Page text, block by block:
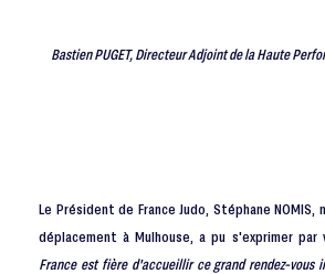
Bastien PUGET, Directeur Adjoint de la Haute
Le Président de France Judo, Stéphane
déplacement à Mulhouse, a pu s'exprimer par
France est fière d'accueillir ce grand rendez-vous